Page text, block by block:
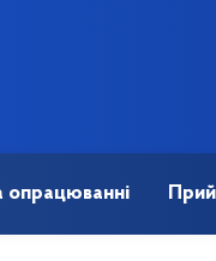
опрацюванні